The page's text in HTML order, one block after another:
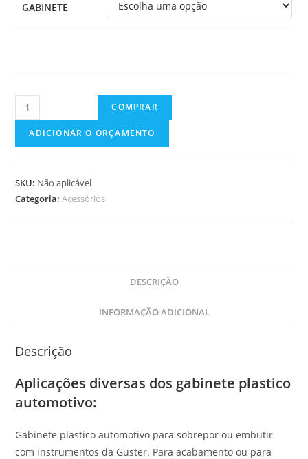
GABINETE
GABINETES
PLÁSTICOS
quantidade
COMPRAR
ADICIONAR O ORÇAMENTO
SKU: Não aplicável
Categoria:Acessórios
DESCRIÇÃO
INFORMAÇÃO ADICIONAL
Descrição
Aplicações diversas dos gabinete plastico
automotivo:
Gabinete plastico automotivo para sobrepor ou embutir
com instrumentos da Guster. Para acabamento ou para